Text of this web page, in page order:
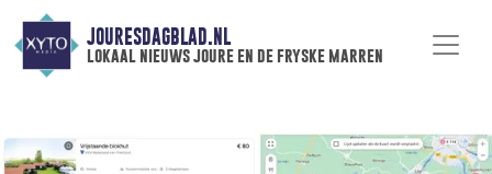
JOURESDAGBLAD.NL
lokaal nieuws joure en de fryske marren